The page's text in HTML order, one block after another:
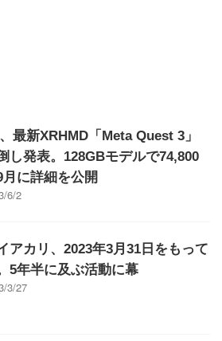
最新XRHMD「Meta Quest 3」
し発表。128GBモデルで74,800
月に詳細を公開
6/2
アカリ、2023年3月31日をもって
5年半に及ぶ活動に幕
3/27